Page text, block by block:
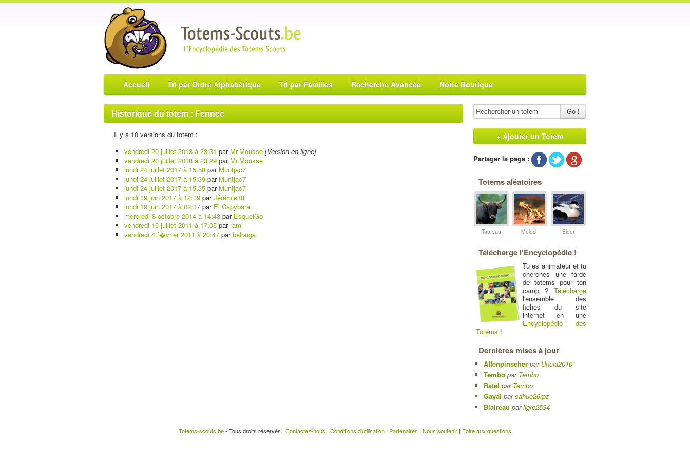
Accueil Tri par Ordre Alphabétique Tri par Familles Recherche Avancée Notre Boutique
Historique du totem : Fennec
Il y a 10 versions du totem :
vendredi 20 juillet 2018 à 23:31 par Mr.Mousse [Version en ligne]
vendredi 20 juillet 2018 à 23:29 par Mr.Mousse
lundi 24 juillet 2017 à 15:58 par Muntjac7
lundi 24 juillet 2017 à 15:39 par Muntjac7
lundi 24 juillet 2017 à 15:35 par Muntjac7
lundi 19 juin 2017 à 12:39 parJérémie18
lundi 19 juin 2017 à 02:17 par El Capybara
mercredi 8 octobre 2014 à 14:43 par EsquelGo
vendredi 15 juillet 2011 à 17:05 par rami
vendredi 4 f�vrier 2011 à 20:47 parbelouga
Go !
+ Ajouter un Totem
Partager la page :
Totems aléatoires
Taureau Moloch Eider
Télécharge l'Encyclopédie !
Tu es animateur et tu
cherches une farde
de totems pour ton
camp ? Télécharge
l'ensemble des
fiches du site
internet en une
Encyclopédie des
Totems !
Dernières mises à jour
Affenpinscher par Uncia2010
Tembo par Tembo
Ratel par Tembo
Gayal parcahue26rpz
Blaireau parligre2534
Totems-scouts.be- Tous droits réservés | Contactez-nous | Conditions d'utilisation | Partenaires | Nous soutenir | Foire aux questions